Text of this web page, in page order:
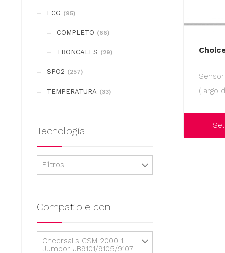
(largo
ECG (95)
COMPLETO (66)
TRONCALES (29)
SPO2 (257)
TEMPERATURA (33)
Tecnología
Filtros
Compatible con
Cheersails CSM-2000 1,
Jumbor JB9101/9105/9107